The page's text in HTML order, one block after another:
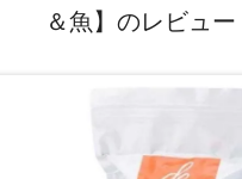
＆魚】のレビュー